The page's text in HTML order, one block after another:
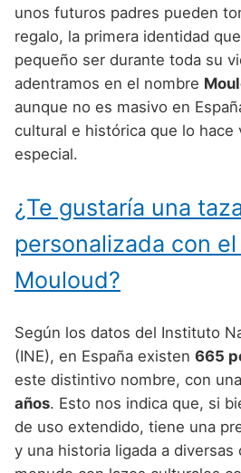
Nombres de niño que
Nombres de niño que
Nombres de niño que
Nombres de niño que
Nombres de niño que
Nombres de niño que
Nombres de niño que
Nombres de niño que
Nombres de niño que
Nombres de niño que
Nombres de niño que
Nombres de niño que
Nombres de Niño
Nombres de Niño
Nombres de Niño
Nombres de Niño
Nombres de Niño
Nombres de Niño
Nombres de Niño
Nombres de Niño
Nombres de Niño
Nombres de Niño
Nombres de Niño
Nombres de Niño
Nombres de Niño
Nombres de Niño
Nombres de Niño
Nombres de Niño
Nombres de Niño
Nombres de Niño
Nombres de Niño
Nombres de Niño
Nombres de Niño
Nombres de Niño
Nombres de Niño
Nombres de Niño
Nombres de Niño
unos futuros padres pueden
regalo, la primera identidad
pequeño ser durante toda su
adentramos en el nombre
aunque no es masivo en
cultural e histórica que lo hace
especial.
¿Te gustaría una
personalizada con
Mouloud?
Según los datos del Instituto
(INE), en España existen 665
este distintivo nombre, con
años. Esto nos indica que, si
de uso extendido, tiene una
y una historia ligada a diversas